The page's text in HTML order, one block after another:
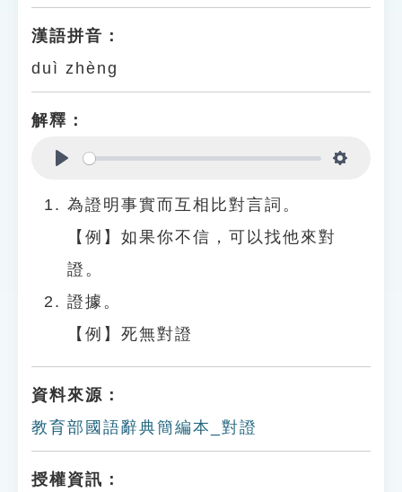
貓頭鷹博士
漢語拼音：
duì zhèng
解釋：
為證明事實而互相比對言詞。
【例】如果你不信，可以找他來對
證。
證據。
【例】死無對證
資料來源：
教育部國語辭典簡編本_對證
授權資訊：